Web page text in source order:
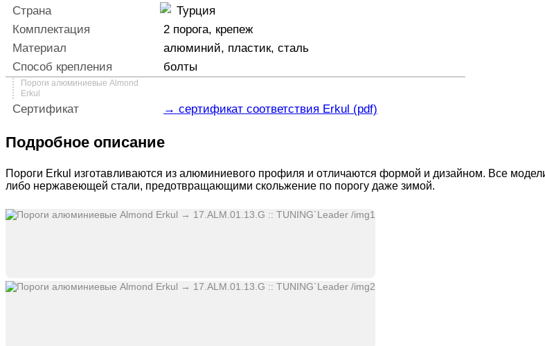
Страна
Турция
Комплектация
2 порога, крепеж
Материал
алюминий, пластик, сталь
Способ крепления
болты
Пороги алюминиевые Almond
Erkul
Сертификат → сертификат соответствия Erkul (pdf)
Подробное описание
Пороги Erkul изготавливаются из алюминиевого профиля и отличаются формой и дизайном. Все
либо нержавеющей стали, предотвращающими скольжение по порогу даже зимой.